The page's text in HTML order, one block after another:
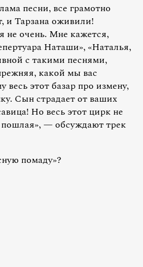
песни, все грамотно
и Тарзана оживили!
не очень. Мне кажется,
Наташи», «Наталья,
с такими песнями,
какой мы вас
этот базар про измену,
Сын страдает от ваших
Но весь этот цирк не
— обсуждают трек
помаду»?